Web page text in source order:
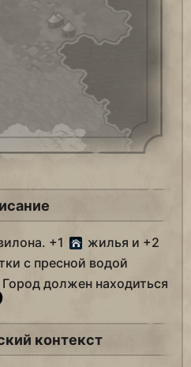
+1
жилья и +2
с пресной водой
должен находиться
контекст